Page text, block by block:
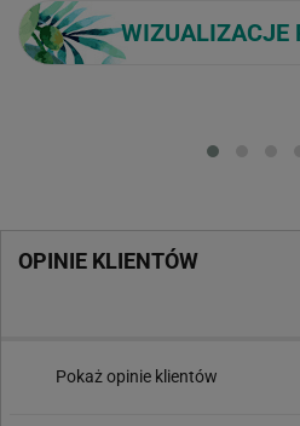
WIZUALIZACJE
OPINIE KLIENTÓW
Pokaż opinie klientów